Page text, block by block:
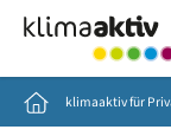
Home klimaaktiv für